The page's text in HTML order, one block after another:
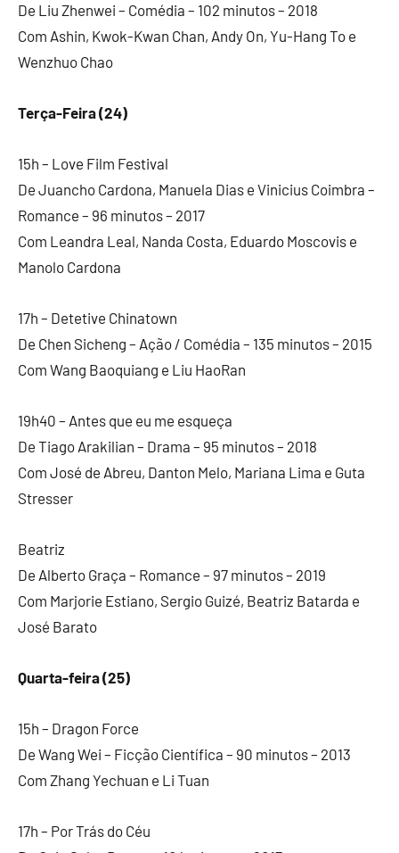
De Liu Zhenwei – Comédia – 102 minutos – 2018
Com Ashin, Kwok-Kwan Chan, Andy On, Yu-Hang To e
Wenzhuo Chao
Terça-Feira (24)
15h – Love Film Festival
De Juancho Cardona, Manuela Dias e Vinicius Coimbra –
Romance – 96 minutos – 2017
Com Leandra Leal, Nanda Costa, Eduardo Moscovis e
Manolo Cardona
17h – Detetive Chinatown
De Chen Sicheng – Ação / Comédia – 135 minutos – 2015
Com Wang Baoquiang e Liu HaoRan
19h40 – Antes que eu me esqueça
De Tiago Arakilian – Drama – 95 minutos – 2018
Com José de Abreu, Danton Melo, Mariana Lima e Guta
Stresser
Beatriz
De Alberto Graça – Romance – 97 minutos – 2019
Com Marjorie Estiano, Sergio Guizé, Beatriz Batarda e
José Barato
Quarta-feira (25)
15h – Dragon Force
De Wang Wei – Ficção Científica – 90 minutos – 2013
Com Zhang Yechuan e Li Tuan
17h – Por Trás do Céu